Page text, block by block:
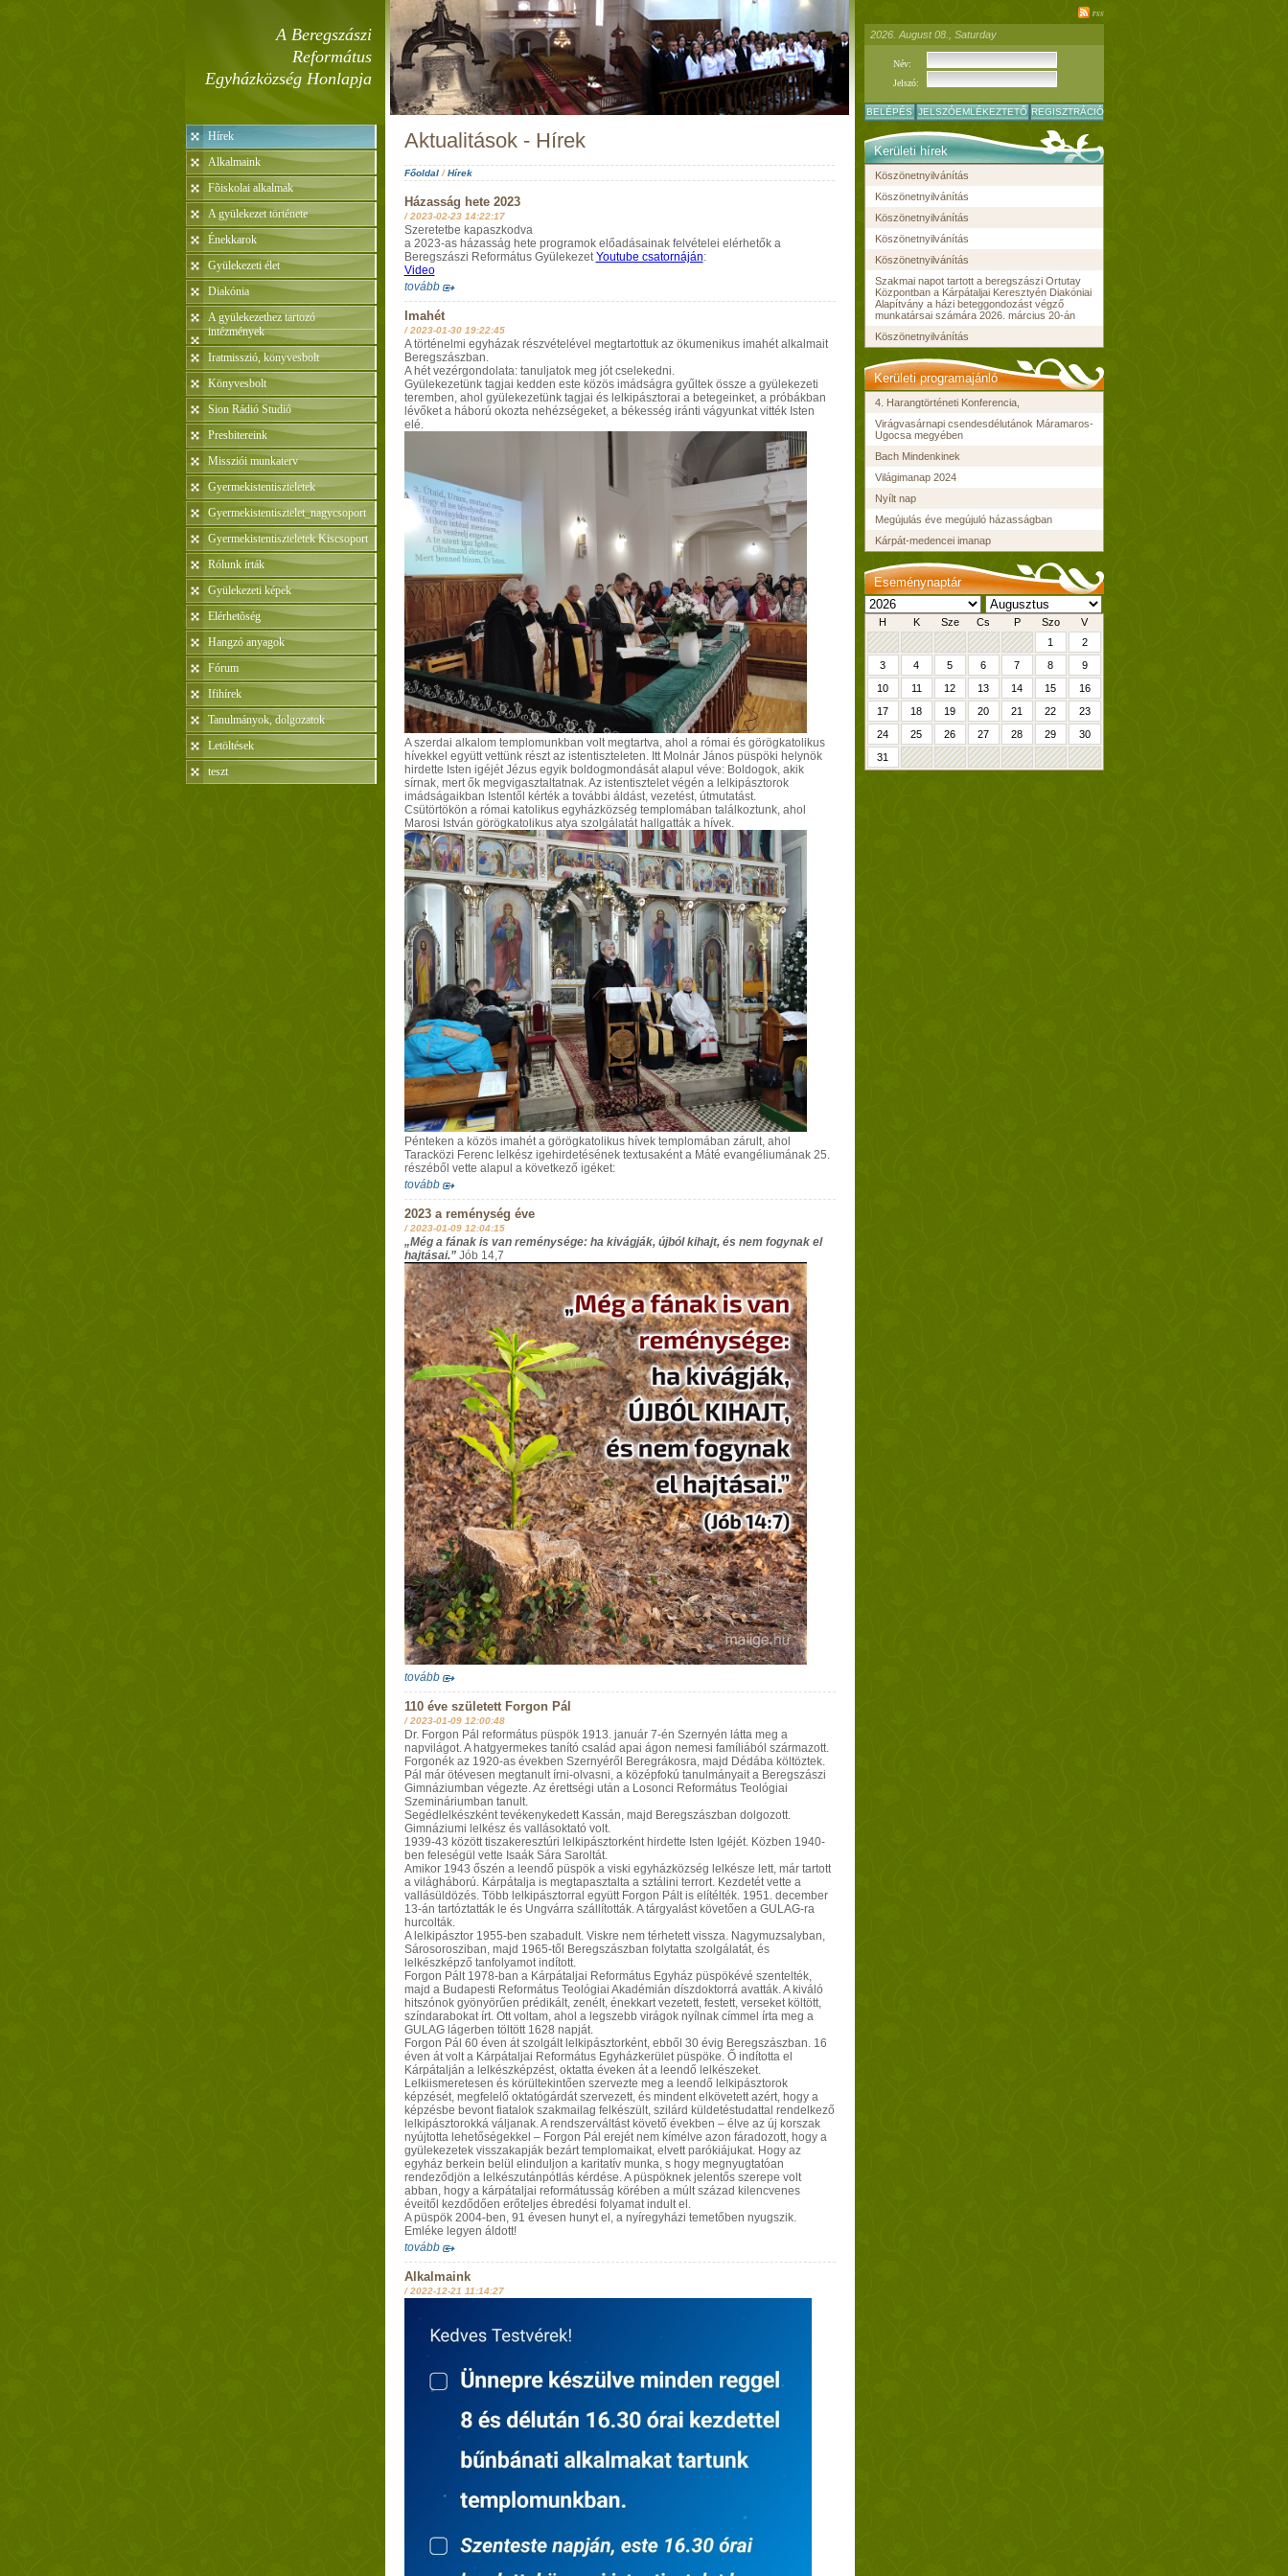
A Beregszászi
Református
Egyházközség Honlapja
Hírek
Alkalmaink
Fõiskolai alkalmak
A gyülekezet története
Énekkarok
Gyülekezeti élet
Diakónia
A gyülekezethez tartozó
intézmények
Iratmisszió, könyvesbolt
Könyvesbolt
Sion Rádió Studió
Presbitereink
Missziói munkaterv
Gyermekistentiszteletek
Gyermekistentisztelet_nagycsoport
Gyermekistentiszteletek Kiscsoport
Rólunk írták
Gyülekezeti képek
Elérhetõség
Hangzó anyagok
Fórum
Ifihírek
Tanulmányok, dolgozatok
Letöltések
teszt
Aktualitások - Hírek
Főoldal/Hírek
Házasság hete 2023
/2023-02-23 14:22:17
Szeretetbe kapaszkodva
a 2023-as házasság hete programok előadásainak felvételei elérhetők a
Beregszászi Református GyülekezetYoutube csatornáján:
Video
tovább
Imahét
/2023-01-30 19:22:45
A történelmi egyházak részvételével megtartottuk az ökumenikus imahét alkalmait
Beregszászban.
A hét vezérgondolata: tanuljatok meg jót cselekedni.
Gyülekezetünk tagjai kedden este közös imádságra gyűltek össze a gyülekezeti
teremben, ahol gyülekezetünk tagjai és lelkipásztorai a betegeinket, a próbákban
lévőket a háború okozta nehézségeket, a békesség iránti vágyunkat vitték Isten
elé.
A szerdai alkalom templomunkban volt megtartva, ahol a római és görögkatolikus
hívekkel együtt vettünk részt az istentiszteleten. Itt Molnár János püspöki helynök
hirdette Isten igéjét Jézus egyik boldogmondását alapul véve: Boldogok, akik
sírnak, mert ők megvigasztaltatnak. Az istentisztelet végén a lelkipásztorok
imádságaikban Istentől kérték a további áldást, vezetést, útmutatást.
Csütörtökön a római katolikus egyházközség templomában találkoztunk, ahol
Marosi István görögkatolikus atya szolgálatát hallgatták a hívek.
Pénteken a közös imahét a görögkatolikus hívek templomában zárult, ahol
Taracközi Ferenc lelkész igehirdetésének textusaként a Máté evangéliumának 25.
részéből vette alapul a következő igéket:
tovább
2023 a reménység éve
/2023-01-09 12:04:15
„Még a fának is van reménysége: ha kivágják, újból kihajt, és nem fogynak el
hajtásai.”Jób 14,7
tovább
110 éve született Forgon Pál
/2023-01-09 12:00:48
Dr. Forgon Pál református püspök 1913. január 7-én Szernyén látta meg a
napvilágot. A hatgyermekes tanító család apai ágon nemesi famíliából származott.
Forgonék az 1920-as években Szernyéről Beregrákosra, majd Dédába költöztek.
Pál már ötévesen megtanult írni-olvasni, a középfokú tanulmányait a Beregszászi
Gimnáziumban végezte. Az érettségi után a Losonci Református Teológiai
Szemináriumban tanult.
Segédlelkészként tevékenykedett Kassán, majd Beregszászban dolgozott.
Gimnáziumi lelkész és vallásoktató volt.
1939-43 között tiszakeresztúri lelkipásztorként hirdette Isten Igéjét. Közben 1940-
ben feleségül vette Isaák Sára Saroltát.
Amikor 1943 őszén a leendő püspök a viski egyházközség lelkésze lett, már tartott
a világháború. Kárpátalja is megtapasztalta a sztálini terrort. Kezdetét vette a
vallásüldözés. Több lelkipásztorral együtt Forgon Pált is elítélték. 1951. december
13-án tartóztatták le és Ungvárra szállították. A tárgyalást követően a GULAG-ra
hurcolták.
A lelkipásztor 1955-ben szabadult. Viskre nem térhetett vissza. Nagymuzsalyban,
Sárosorosziban, majd 1965-től Beregszászban folytatta szolgálatát, és
lelkészképző tanfolyamot indított.
Forgon Pált 1978-ban a Kárpátaljai Református Egyház püspökévé szentelték,
majd a Budapesti Református Teológiai Akadémián díszdoktorrá avatták. A kiváló
hitszónok gyönyörűen prédikált, zenélt, énekkart vezetett, festett, verseket költött,
színdarabokat írt. Ott voltam, ahol a legszebb virágok nyílnak címmel írta meg a
GULAG lágerben töltött 1628 napját.
Forgon Pál 60 éven át szolgált lelkipásztorként, ebből 30 évig Beregszászban. 16
éven át volt a Kárpátaljai Református Egyházkerület püspöke. Ő indította el
Kárpátalján a lelkészképzést, oktatta éveken át a leendő lelkészeket.
Lelkiismeretesen és körültekintően szervezte meg a leendő lelkipásztorok
képzését, megfelelő oktatógárdát szervezett, és mindent elkövetett azért, hogy a
képzésbe bevont fiatalok szakmailag felkészült, szilárd küldetéstudattal rendelkező
lelkipásztorokká váljanak. A rendszerváltást követő években – élve az új korszak
nyújtotta lehetőségekkel – Forgon Pál erejét nem kímélve azon fáradozott, hogy a
gyülekezetek visszakapják bezárt templomaikat, elvett parókiájukat. Hogy az
egyház berkein belül elinduljon a karitatív munka, s hogy megnyugtatóan
rendeződjön a lelkészutánpótlás kérdése. A püspöknek jelentős szerepe volt
abban, hogy a kárpátaljai reformátusság körében a múlt század kilencvenes
éveitől kezdődően erőteljes ébredési folyamat indult el.
A püspök 2004-ben, 91 évesen hunyt el, a nyíregyházi temetőben nyugszik.
Emléke legyen áldott!
tovább
Alkalmaink
/2022-12-21 11:14:27
rss
2026. August 08., Saturday
Név:
Jelszó:
BELÉPÉS JELSZÓEMLÉKEZTETŐ REGISZTRÁCIÓ
Kerületi hírek
Köszönetnyilvánítás
Köszönetnyilvánítás
Köszönetnyilvánítás
Köszönetnyilvánítás
Köszönetnyilvánítás
Szakmai napot tartott a beregszászi Ortutay
Központban a Kárpátaljai Keresztyén Diakóniai
Alapítvány a házi beteggondozást végző
munkatársai számára 2026. március 20-án
Köszönetnyilvánítás
Kerületi programajánló
4. Harangtörténeti Konferencia,
Virágvasárnapi csendesdélutánok Máramaros-
Ugocsa megyében
Bach Mindenkinek
Világimanap 2024
Nyílt nap
Megújulás éve megújuló házasságban
Kárpát-medencei imanap
Eseménynaptár
H K Sze Cs P Szo
V
1
2
3
4 5 6 7 8
9
10
11 12 13 14 15
16
17
18 19 20 21 22
23
24
25 26 27 28 29
30
31